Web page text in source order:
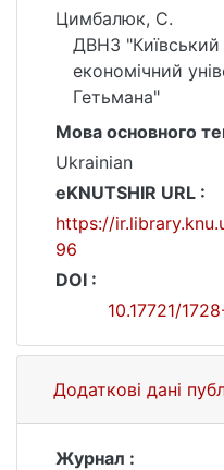
Цимбалюк, С.
ДВНЗ "Київський
економічний
Гетьмана"
Мова основного
Ukrainian
eKNUTSHIR URL :
https://
96
DOI :
10.17721/
Додаткові дані
Журнал :